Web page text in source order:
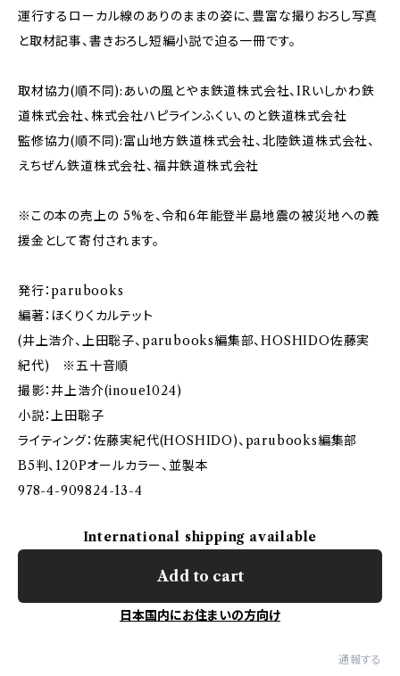
運行するローカル線のありのままの姿に、豊富な撮りおろし写真
と取材記事、書きおろし短編小説で迫る一冊です。
取材協力(順不同):あいの風とやま鉄道株式会社、IRいしかわ鉄
道株式会社、株式会社ハピラインふくい、のと鉄道株式会社
監修協力(順不同):富山地方鉄道株式会社、北陸鉄道株式会社、
えちぜん鉄道株式会社、福井鉄道株式会社
※この本の売上の 5%を、令和6年能登半島地震の被災地への義
援金として寄付されます。
発行：parubooks
編著：ほくりくカルテット
(井上浩介、上田聡子、parubooks編集部、HOSHIDO佐藤実
紀代) ※五十音順
撮影：井上浩介(inoue1024)
小説：上田聡子
ライティング：佐藤実紀代(HOSHIDO)、parubooks編集部
B5判、120Pオールカラー、並製本
978-4-909824-13-4
International shipping available
Add to cart
日本国内にお住まいの方向け
通報する